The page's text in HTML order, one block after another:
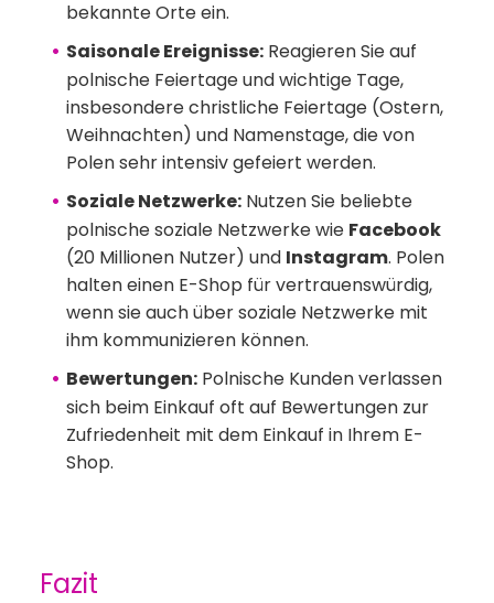
bekannte Orte ein.
Saisonale Ereignisse:Reagieren Sie auf
polnische Feiertage und wichtige Tage,
insbesondere christliche Feiertage (Ostern,
Weihnachten) und Namenstage, die von
Polen sehr intensiv gefeiert werden.
Soziale Netzwerke:Nutzen Sie beliebte
polnische soziale Netzwerke wie Facebook
(20 Millionen Nutzer) und Instagram. Polen
halten einen E-Shop für vertrauenswürdig,
wenn sie auch über soziale Netzwerke mit
ihm kommunizieren können.
Bewertungen:Polnische Kunden verlassen
sich beim Einkauf oft auf Bewertungen zur
Zufriedenheit mit dem Einkauf in Ihrem E-
Shop.
Fazit